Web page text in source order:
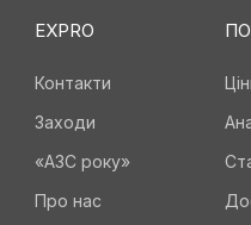
EXPRO
Контакти
Заходи
«АЗС року»
Про нас